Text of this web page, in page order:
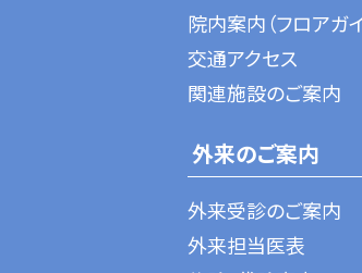
院内案内（フロアガイ
交通アクセス
関連施設のご案内
外来のご案内
外来受診のご案内
外来担当医表